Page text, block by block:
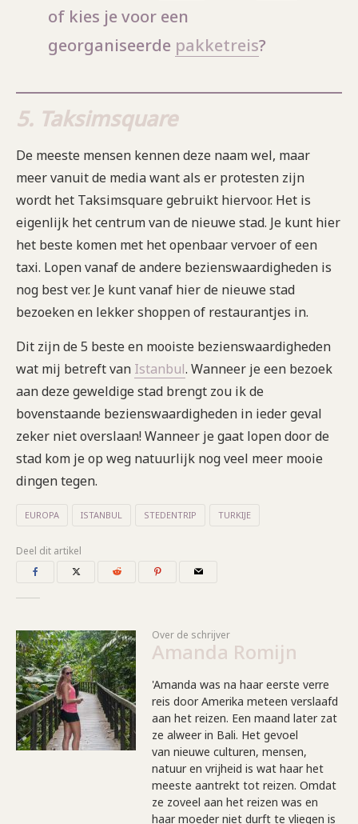
of kies je voor een
georganiseerde pakketreis?
5. Taksimsquare
De meeste mensen kennen deze naam wel, maar
meer vanuit de media want als er protesten zijn
wordt het Taksimsquare gebruikt hiervoor. Het is
eigenlijk het centrum van de nieuwe stad. Je kunt hier
het beste komen met het openbaar vervoer of een
taxi. Lopen vanaf de andere bezienswaardigheden is
nog best ver. Je kunt vanaf hier de nieuwe stad
bezoeken en lekker shoppen of restaurantjes in.
Dit zijn de 5 beste en mooiste bezienswaardigheden
wat mij betreft van Istanbul. Wanneer je een bezoek
aan deze geweldige stad brengt zou ik de
bovenstaande bezienswaardigheden in ieder geval
zeker niet overslaan! Wanneer je gaat lopen door de
stad kom je op weg natuurlijk nog veel meer mooie
dingen tegen.
EUROPA ISTANBUL STEDENTRIP TURKIJE
Deel dit artikel
Over de schrijver
Amanda Romijn
'Amanda was na haar eerste verre
reis door Amerika meteen verslaafd
aan het reizen. Een maand later zat
ze alweer in Bali. Het gevoel
van nieuwe culturen, mensen,
natuur en vrijheid is wat haar het
meeste aantrekt tot reizen. Omdat
ze zoveel aan het reizen was en
haar moeder niet durft te vliegen is